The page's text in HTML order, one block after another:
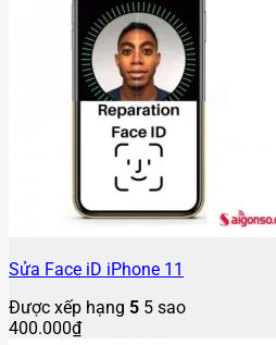
Sửa Face iD iPhone 11
Được xếp hạng 5 5 sao
400.000₫